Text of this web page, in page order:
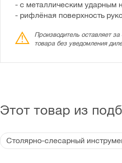
- с металлическим ударным
- рифлёная поверхность
Производитель оставляет
товара без уведомления
Этот товар из
Столярно-слесарный